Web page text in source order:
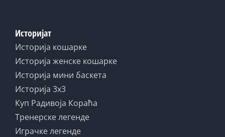
Историјат
Историја кошарке
Историја женске кошарке
Историја мини баскета
Историја 3x3
Куп Радивоја Кораћа
Тренерске легенде
Играчке легенде